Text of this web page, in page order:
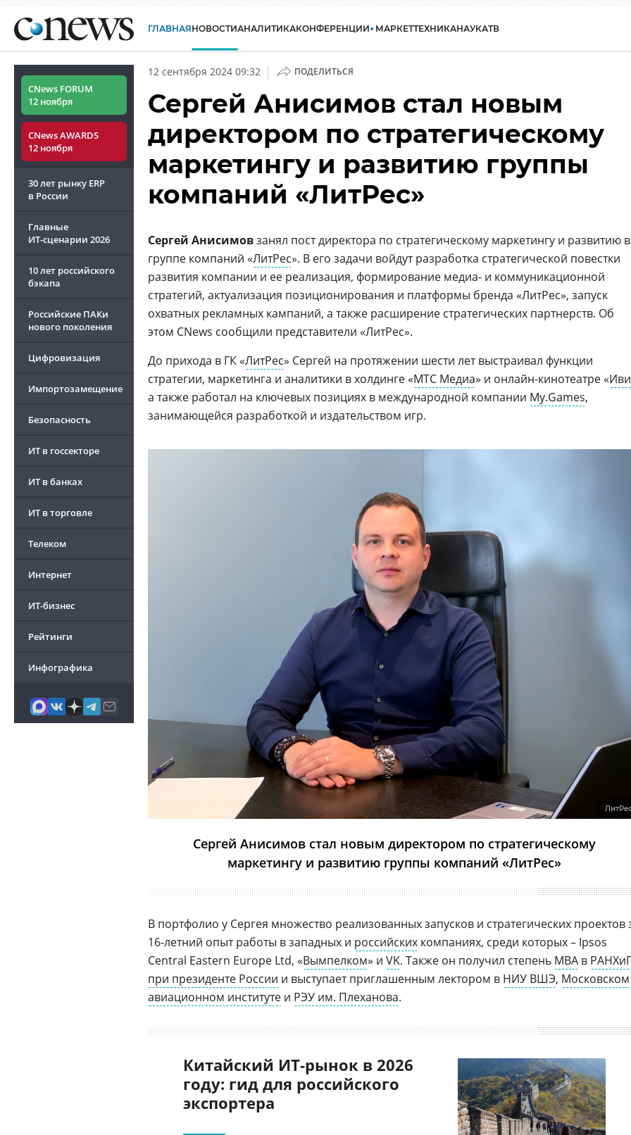
ГЛАВНАЯНОВОСТИАНАЛИТИКАКОНФЕРЕНЦИИ МАРКЕТТЕХНИКАНАУКАТВ
CNews FORUM
12 ноября
CNews AWARDS
12 ноября
30 лет рынку ERP
в России
Главные
ИТ-сценарии 2026
10 лет российского
бэкапа
Российские ПАКи
нового поколения
Цифровизация
Импортозамещение
Безопасность
ИТ в госсекторе
ИТ в банках
ИТ в торговле
Телеком
Интернет
ИТ-бизнес
Рейтинги
Инфографика
12 сентября 2024 09:32 | ПОДЕЛИТЬСЯ
Сергей Анисимов стал новым
директором по стратегическому
маркетингу и развитию группы
компаний «ЛитРес»
Сергей Анисимовзанял пост директора по стратегическому маркетингу и развитию в
группе компаний «ЛитРес». В его задачи войдут разработка стратегической повестки
развития компании и ее реализация, формирование медиа- и коммуникационной
стратегий, актуализация позиционирования и платформы бренда «ЛитРес», запуск
охватных рекламных кампаний, а также расширение стратегических партнерств. Об
этом CNews сообщили представители «ЛитРес».
До прихода в ГК «ЛитРес» Сергей на протяжении шести лет выстраивал функции
стратегии, маркетинга и аналитики в холдинге «МТС Медиа» и онлайн-кинотеатре «Иви
а также работал на ключевых позициях в международной компании My.Games,
занимающейся разработкой и издательством игр.
Сергей Анисимов стал новым директором по стратегическому
маркетингу и развитию группы компаний «ЛитРес»
В портфолио у Сергея множество реализованных запусков и стратегических проектов
16-летний опыт работы в западных и российских компаниях, среди которых – Ipsos
Central Eastern Europe Ltd, «Вымпелком» и VK. Также он получил степень MBA в
при президенте России и выступает приглашенным лектором в НИУ ВШЭ, Московском
авиационном институте и РЭУ им. Плеханова.
Китайский ИТ-рынок в 2026
году: гид для российского
экспортера